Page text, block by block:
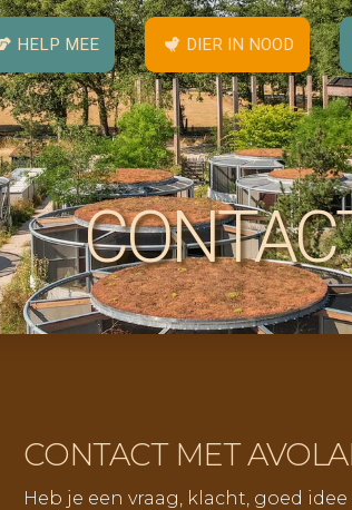
HELP MEE DIER IN NOOD
CONTACT MET
Heb je een vraag, klacht, goed